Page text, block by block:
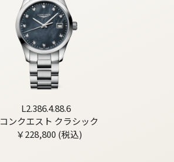
L2.386.4.88.6
コンクエスト クラシック
￥228,800 (税込)